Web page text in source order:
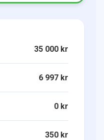
35 000 kr
6 997 kr
0 kr
350 kr